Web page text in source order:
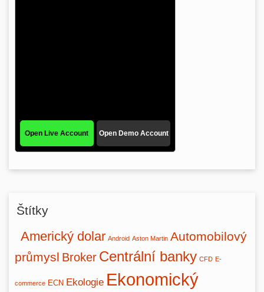
Štítky
Americký dolar Android Aston Martin Automobilový
průmysl Broker Centrální banky CFD E-
commerce ECN Ekologie Ekonomický